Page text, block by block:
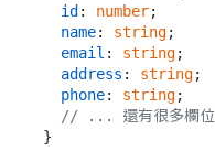
id : number;
name: string;
email : string;
address : string;
phone: string;
// ... 還有很多欄位
}